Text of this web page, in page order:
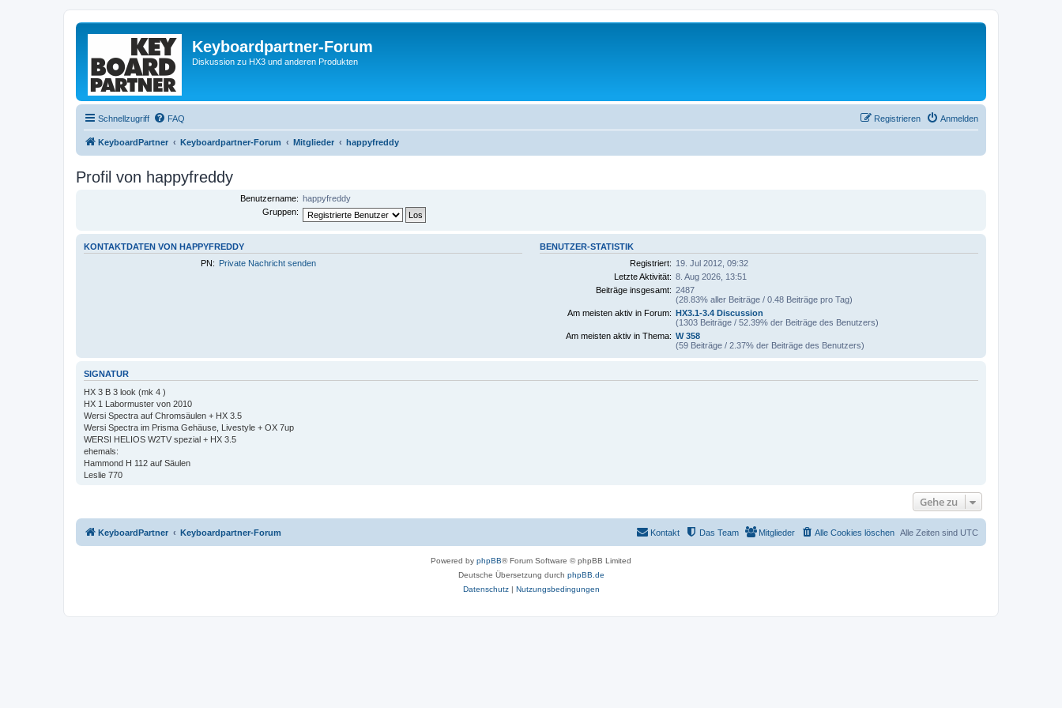
Keyboardpartner-Forum
Diskussion zu HX3 und anderen Produkten
Schnellzugriff FAQ Anmelden
Registrieren
KeyboardPartner Keyboardpartner-Forum Mitglieder happyfreddy
Profil von happyfreddy
Benutzername: happyfreddy
Gruppen:
KONTAKTDATEN VON HAPPYFREDDY
PN: Private Nachricht senden
BENUTZER-STATISTIK
Registriert: 19. Jul 2012, 09:32
Letzte Aktivität: 8. Aug 2026, 13:51
Beiträge insgesamt: 2487
(28.83% aller Beiträge / 0.48 Beiträge pro Tag)
Am meisten aktiv in Forum: HX3.1-3.4 Discussion
(1303 Beiträge / 52.39% der Beiträge des Benutzers)
Am meisten aktiv in Thema: W 358
(59 Beiträge / 2.37% der Beiträge des Benutzers)
SIGNATUR
HX 3 B 3 look (mk 4 )
HX 1 Labormuster von 2010
Wersi Spectra auf Chromsäulen + HX 3.5
Wersi Spectra im Prisma Gehäuse, Livestyle + OX 7up
WERSI HELIOS W2TV spezial + HX 3.5
ehemals:
Hammond H 112 auf Säulen
Leslie 770
Gehe zu
KeyboardPartner Keyboardpartner-Forum Alle Zeiten sind UTC
Alle Cookies löschen
Mitglieder
Das Team
Kontakt
Powered by phpBB® Forum Software © phpBB Limited
Deutsche Übersetzung durch phpBB.de
Datenschutz| Nutzungsbedingungen